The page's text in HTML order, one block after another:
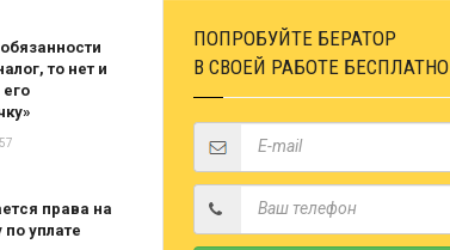
то нет и
его
права на
по уплате
ПОПРОБУЙТЕ БЕРАТОР
В СВОЕЙ РАБОТЕ БЕСПЛАТНО